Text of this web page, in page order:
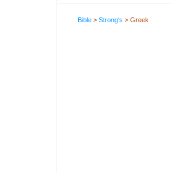
Bible >Strong's > Greek